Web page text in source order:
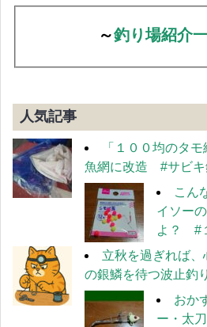
～釣り場紹介
人気記事
「１００均のタ
魚網に改造 #サビキ
こん
イソー
よ？ #
立秋を過ぎれば
の銀鱗を待つ波止釣
おか
ー・太